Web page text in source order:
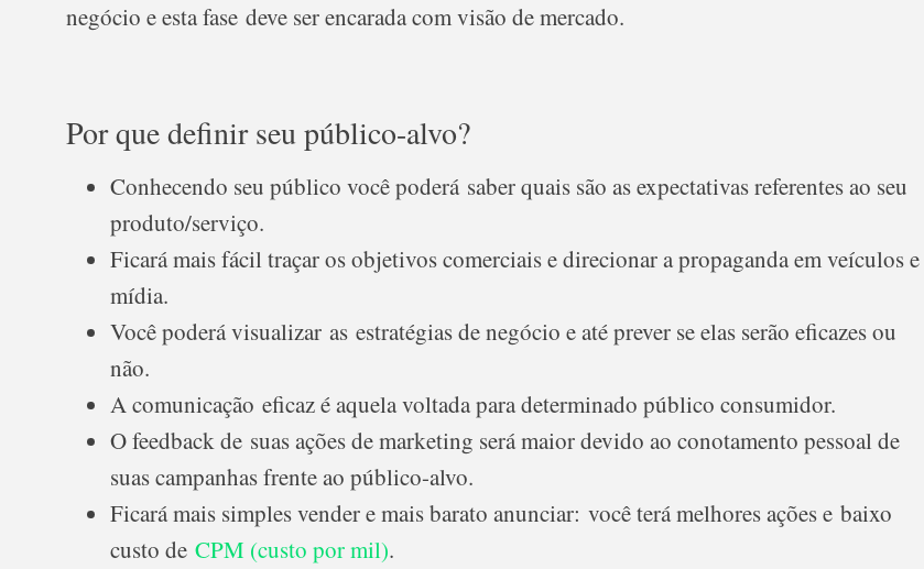
negócio e esta fase deve ser encarada com visão de mercado.
Por que definir seu público-alvo?
Conhecendo seu público você poderá saber quais são as expectativas referentes ao seu
produto/serviço.
Ficará mais fácil traçar os objetivos comerciais e direcionar a propaganda em veículos e
mídia.
Você poderá visualizar as estratégias de negócio e até prever se elas serão eficazes ou
não.
A comunicação eficaz é aquela voltada para determinado público consumidor.
O feedback de suas ações de marketing será maior devido ao conotamento pessoal de
suas campanhas frente ao público-alvo.
Ficará mais simples vender e mais barato anunciar: você terá melhores ações e baixo
custo de CPM (custo por mil).